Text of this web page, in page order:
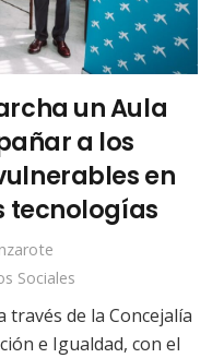
un Aula
a los
en
tecnologías
Sociales
través de la Concejalía
e Igualdad, con el